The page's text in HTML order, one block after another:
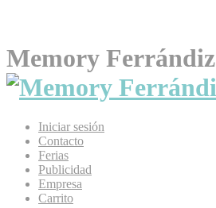
Memory Ferrándiz
Iniciar sesión
Contacto
Ferias
Publicidad
Empresa
Carrito